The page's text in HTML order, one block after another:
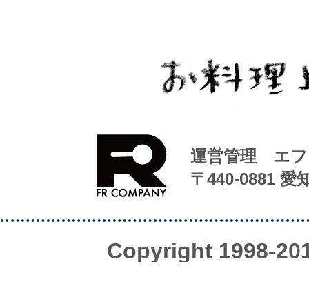
運営管理 エフ
〒440-0881 愛
Copyright 1998-